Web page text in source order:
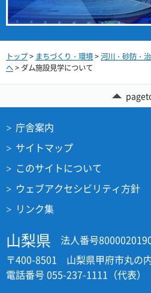
トップ> まちづくり・環境>河川・砂防・
へ> ダム施設見学について
庁舎案内
サイトマップ
このサイトについて
ウェブアクセシビリティ方針
リンク集
山梨県
法人番号
〒400-8501 山梨県甲府市丸の
電話番号 055-237-1111（代表）